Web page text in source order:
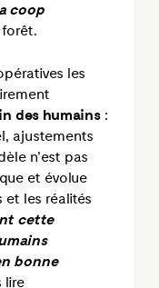
coop
forêt.
les
des humains :
ajustements
n’est pas
et évolue
et les réalités
cette
bonne
lire